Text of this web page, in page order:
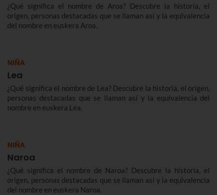
¿Qué significa el nombre de Aroa? Descubre la historia, el
origen, personas destacadas que se llaman así y la equivalencia
del nombre en euskera Aroa.
NIÑA
Lea
¿Qué significa el nombre de Lea? Descubre la historia, el origen,
personas destacadas que se llaman así y la equivalencia del
nombre en euskera Lea.
NIÑA
Naroa
¿Qué significa el nombre de Naroa? Descubre la historia, el
origen, personas destacadas que se llaman así y la equivalencia
del nombre en euskera Naroa.